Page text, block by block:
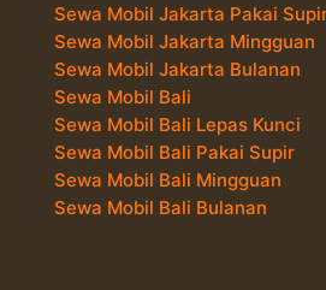
Sewa Mobil Jakarta Pakai
Sewa Mobil Jakarta Mingguan
Sewa Mobil Jakarta Bulanan
Sewa Mobil Bali
Sewa Mobil Bali Lepas Kunci
Sewa Mobil Bali Pakai Supir
Sewa Mobil Bali Mingguan
Sewa Mobil Bali Bulanan